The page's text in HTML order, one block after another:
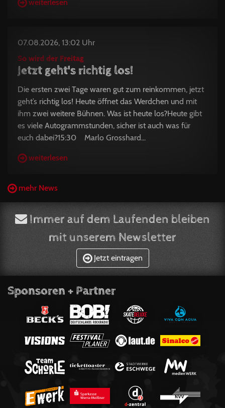
weiterlesen
07.08.2026, 13:02 Uhr
So wird der Freitag
Jetzt geht's richtig los!
Die ersten zwei Tage waren gut zum reinkommen, jetzt
geht’s richtig los! Heute öffnet das Werdchen und mit
ihm zwei weitere Bühnen. Was ist heute los?Heute gibt
es viele Autogrammstunden, sicher ist auch was für
euch dabei?15:30 Marlo Grosshard...
weiterlesen
mehr News
Immer auf dem Laufenden bleiben
mit unserem Newsletter
Jetzt eintragen
Sponsoren + Partner